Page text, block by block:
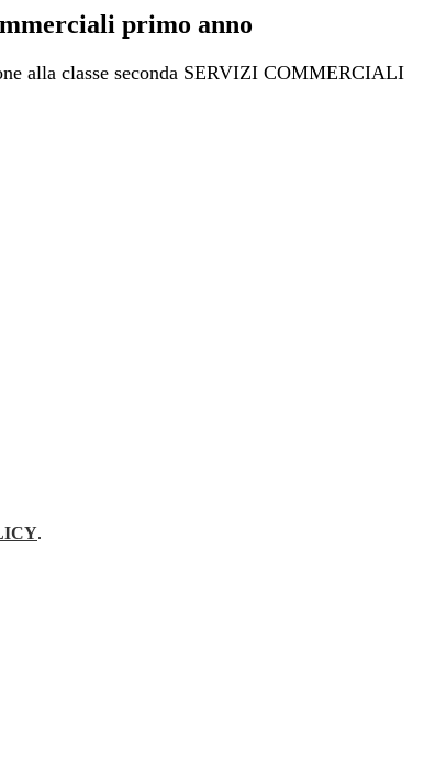
primo anno
alla classe seconda SERVIZI COMMERCIALI
.